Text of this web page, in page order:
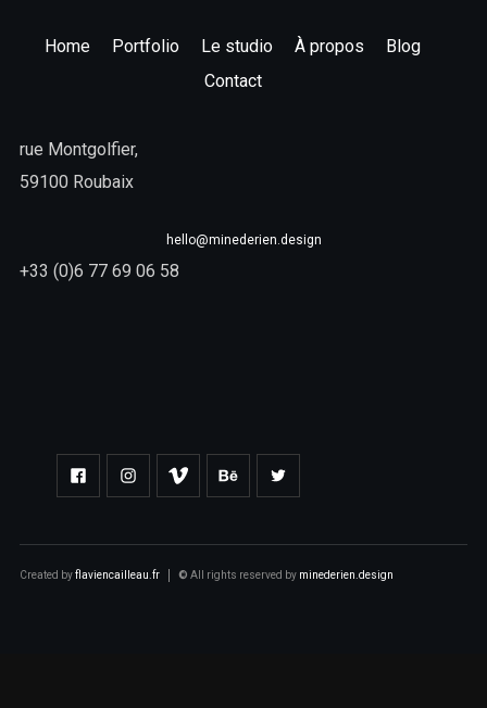
Home Portfolio Le studio À propos
Blog
Contact
rue Montgolfier,
59100 Roubaix
hello@minederien.design
+33 (0)6 77 69 06 58
Created byflaviencailleau.fr © All rights reserved by minederien.design